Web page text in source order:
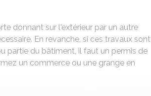
donnant sur l'extérieur par un autre
En revanche, si ces travaux sont
partie du bâtiment, il faut un permis de
un commerce ou une grange en